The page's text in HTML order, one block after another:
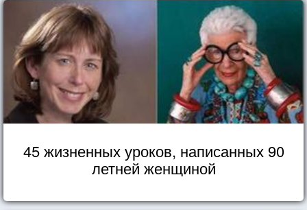
45 жизненных уроков, написанных 90
летней женщиной